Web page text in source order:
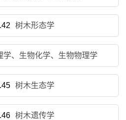
树木形态学
学、生物化学、生物物理学
树木生态学
树木遗传学